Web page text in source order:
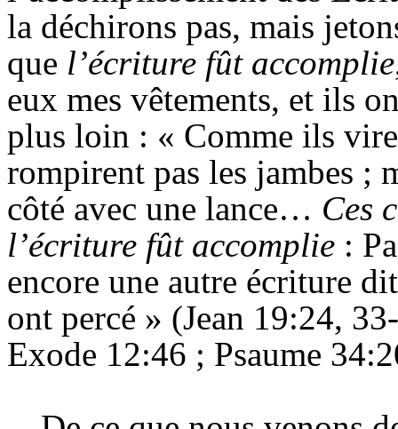
la déchirons pas, mais
que l’écriture fût accomplie
eux mes vêtements, et ils
plus loin : « Comme ils
rompirent pas les jambes ;
côté avec une lance… Ces
l’écriture fût accomplie :
encore une autre écriture
ont percé » (Jean 19:24,
Exode 12:46 ; Psaume